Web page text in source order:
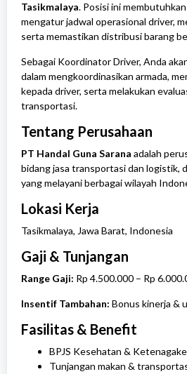
Tasikmalaya. Posisi ini
mengatur jadwal operasional driver,
serta memastikan distribusi barang
Sebagai Koordinator Driver, Anda
dalam mengkoordinasikan armada,
kepada driver, serta melakukan
transportasi.
Tentang Perusahaan
PT Handal Guna Sarana adalah
bidang jasa transportasi dan logistik,
yang melayani berbagai wilayah
Lokasi Kerja
Tasikmalaya, Jawa Barat, Indonesia
Gaji & Tunjangan
Range Gaji: Rp 4.500.000 – Rp
Insentif Tambahan: Bonus kinerja &
Fasilitas & Benefit
BPJS Kesehatan &
Tunjangan makan &